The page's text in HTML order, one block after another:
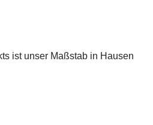
ist unser Maßstab in Hausen